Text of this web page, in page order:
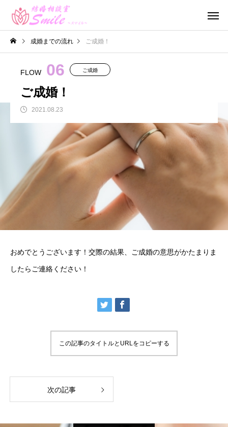
成婚までの流れ ご成婚！
FLOW 06 ご成婚
ご成婚！
2021.08.23
おめでとうございます！交際の結果、ご成婚の意思がかたまりま
したらご連絡ください！
この記事のタイトルとURLをコピーする
次の記事